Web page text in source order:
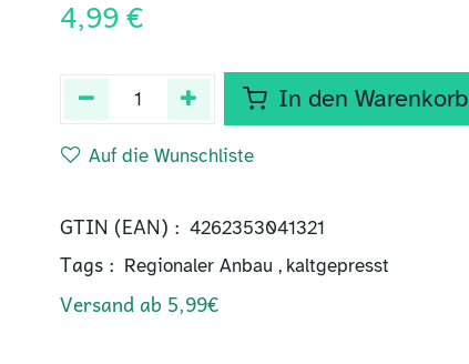
4,99€
In den Warenkorb
Auf die Wunschliste
GTIN (EAN) : 4262353041321
Tags : Regionaler Anbau , kaltgepresst
Versand ab 5,99€